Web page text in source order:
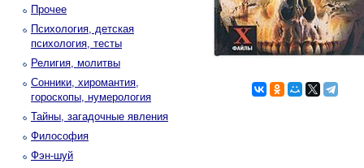
Прочее
Психология, детская
психология, тесты
Религия, молитвы
Сонники, хиромантия,
гороскопы, нумерология
Тайны, загадочные явления
Философия
Фэн-шуй